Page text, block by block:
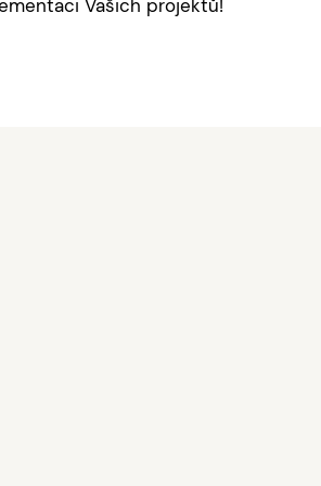
Vašich projektů!